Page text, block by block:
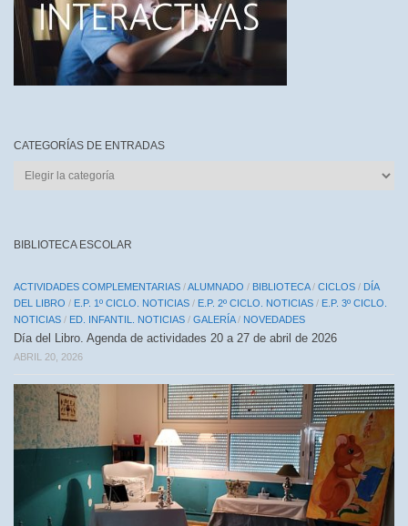
CATEGORÍAS DE ENTRADAS
CATEGORÍAS
BIBLIOTECA ESCOLAR
ACTIVIDADES COMPLEMENTARIAS /ALUMNADO / BIBLIOTECA/ CICLOS / DÍA
DEL LIBRO / E.P. 1º CICLO. NOTICIAS / E.P. 2º CICLO. NOTICIAS / E.P. 3º CICLO.
NOTICIAS / ED. INFANTIL. NOTICIAS / GALERÍA/ NOVEDADES
Día del Libro. Agenda de actividades 20 a 27 de abril de 2026
ABRIL 20, 2026